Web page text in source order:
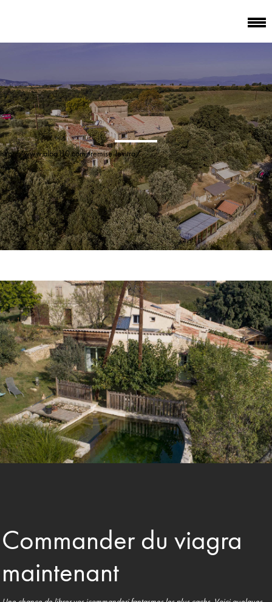
http://www.alba110.com/remise-levitra/
Commander du viagra
maintenant